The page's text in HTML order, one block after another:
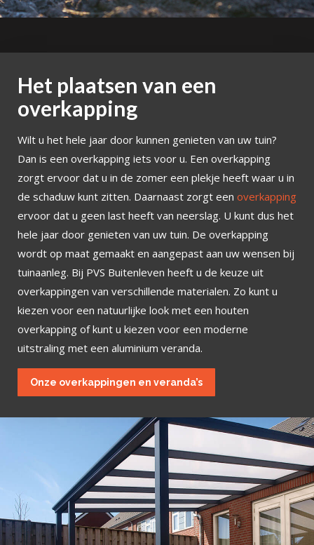
Het plaatsen van een
overkapping
Wilt u het hele jaar door kunnen genieten van uw tuin?
Dan is een overkapping iets voor u. Een overkapping
zorgt ervoor dat u in de zomer een plekje heeft waar u in
de schaduw kunt zitten. Daarnaast zorgt een overkapping
ervoor dat u geen last heeft van neerslag. U kunt dus het
hele jaar door genieten van uw tuin. De overkapping
wordt op maat gemaakt en aangepast aan uw wensen bij
tuinaanleg. Bij PVS Buitenleven heeft u de keuze uit
overkappingen van verschillende materialen. Zo kunt u
kiezen voor een natuurlijke look met een houten
overkapping of kunt u kiezen voor een moderne
uitstraling met een aluminium veranda.
Onze overkappingen en veranda’s